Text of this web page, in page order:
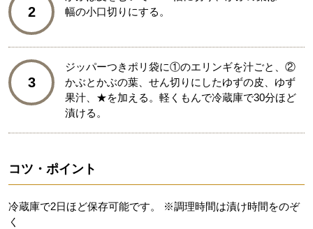
2
幅の小口切りにする。
3
ジッパーつきポリ袋に①のエリンギを汁ごと、②
かぶとかぶの葉、せん切りにしたゆずの皮、ゆず
果汁、★を加える。軽くもんで冷蔵庫で30分ほど
漬ける。
コツ・ポイント
冷蔵庫で2日ほど保存可能です。 ※調理時間は漬け時間をのぞ
く